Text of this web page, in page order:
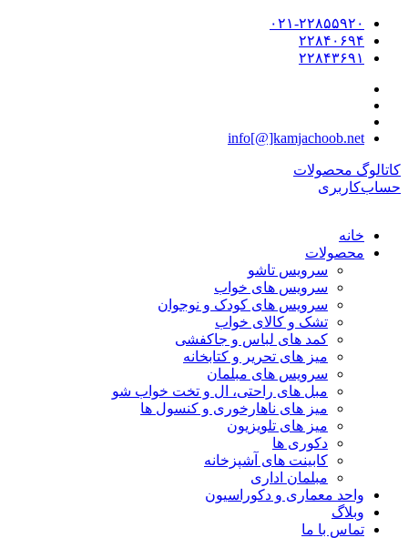
۰۲۱-۲۲۸۵۵۹۲۰
۲۲۸۴۰۶۹۴
۲۲۸۴۳۶۹۱
info[@]kamjachoob.net
کاتالوگ محصولات
حساب‌کاربری
خانه
محصولات
سرویس تاشو
سرویس های خواب
سرویس های کودک و نوجوان
تشک و کالای خواب
کمد های لباس و جاکفشی
میز های تحریر و کتابخانه
سرویس های مبلمان
مبل های راحتی، ال و تخت خواب شو
میز های ناهارخوری و کنسول ها
میز های تلویزیون
دکوری ها
کابینت های آشپزخانه
مبلمان اداری
واحد معماری و دکوراسیون
وبلاگ
تماس با ما